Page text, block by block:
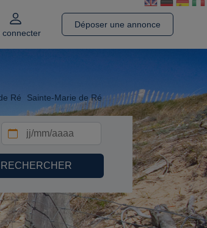
connecter
Déposer une annonce
Ré Sainte-Marie de Ré